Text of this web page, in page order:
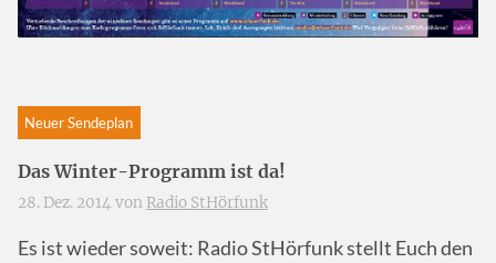
Neuer Sendeplan
Das Winter-Programm ist da!
28. Dez. 2014 von Radio StHörfunk
Es ist wieder soweit: Radio StHörfunk stellt Euch den